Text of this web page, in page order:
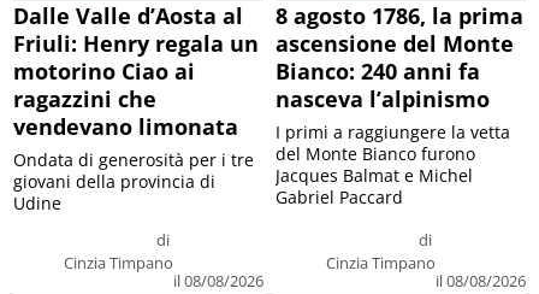
Dalle Valle d’Aosta al
Friuli: Henry regala un
motorino Ciao ai
ragazzini che
vendevano limonata
di
Cinzia Timpano
il 08/08/2026
Ondata di generosità per i tre
giovani della provincia di
Udine
8 agosto 1786, la prima
ascensione del Monte
Bianco: 240 anni fa
nasceva l’alpinismo
di
Cinzia Timpano
il 08/08/2026
I primi a raggiungere la vetta
del Monte Bianco furono
Jacques Balmat e Michel
Gabriel Paccard